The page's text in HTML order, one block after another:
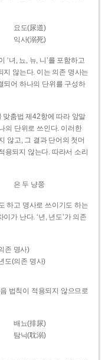
요도(尿道)
익사(溺死)
‘녀, 뇨, 뉴, 니’를 포함하고
지 않는다. 이는 의존 명사는
되어 하나의 단위를 구성하
맞춤법 제42항에 따라 앞말
의 단위로 쓰인다. 이러한
않고, 그 결과 단어의 첫머
용되지 않는다. 따라서 소리
은 두 냥쭝
하고 명사로 쓰이기도 하는
가 난다. ‘년, 년도’가 의존
존 명사)
도(의존 명사)
법칙이 적용되지 않으므로
배뇨(排尿)
탐닉(耽溺)